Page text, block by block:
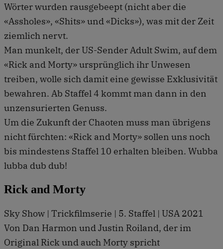
Wörter wurden rausgebeept (nicht aber die
«Assholes», «Shits» und «Dicks»), was mit der Zeit
ziemlich nervt.
Man munkelt, der US-Sender Adult Swim, auf dem
«Rick and Morty» ursprünglich ihr Unwesen
treiben, wolle sich damit eine gewisse Exklusivität
bewahren. Ab Staffel 4 kommt man dann in den
unzensurierten Genuss.
Um die Zukunft der Chaoten muss man übrigens
nicht fürchten: «Rick and Morty» sollen uns noch
bis mindestens Staffel 10 erhalten bleiben. Wubba
lubba dub dub!
Rick and Morty
Sky Show | Trickfilmserie | 5. Staffel | USA 2021
Von Dan Harmon und Justin Roiland, der im
Original Rick und auch Morty spricht